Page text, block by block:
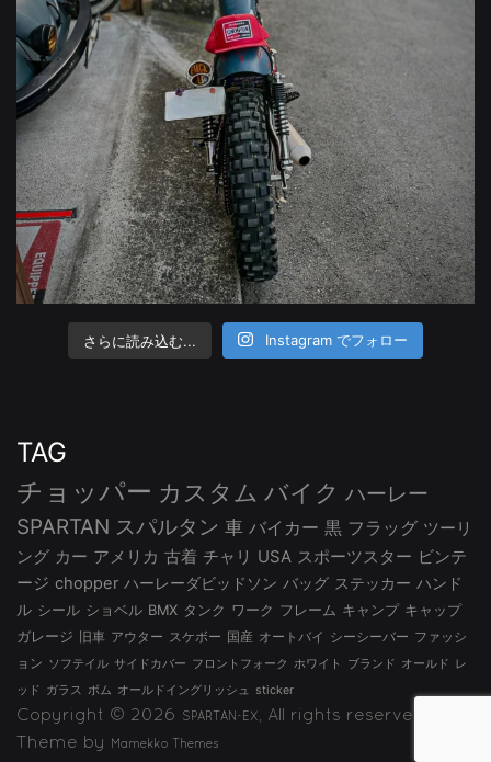
さらに読み込む... Instagram でフォロー
TAG
チョッパー カスタム バイク ハーレー
SPARTAN スパルタン 車 バイカー 黒 フラッグ ツーリ
ング カー アメリカ 古着 チャリ USA スポーツスター ビンテ
ージ chopper ハーレーダビッドソン バッグ ステッカー ハンド
ル シール ショベル BMX タンク ワーク フレーム キャンプ キャップ
ガレージ 旧車 アウター スケボー 国産 オートバイ シーシーバー ファッシ
ョン ソフテイル サイドカバー フロントフォーク ホワイト ブランド オールド レ
ッド ガラス ボム オールドイングリッシュ sticker
Copyright © 2026 SPARTAN-EX
, All rights reserved.
Theme by
Mamekko Themes